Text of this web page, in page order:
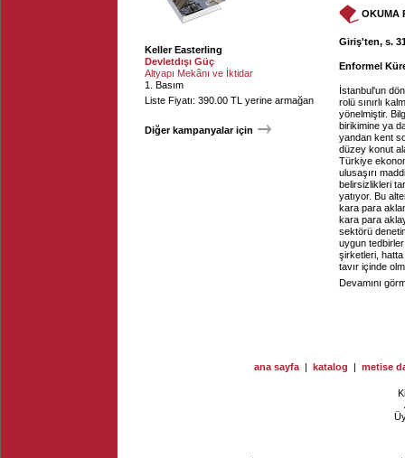
Keller Easterling
Devletdışı Güç
Altyapı Mekânı ve İktidar
1. Basım
Liste Fiyatı: 390.00 TL yerine armağan
Diğer kampanyalar için
OKUMA
Giriş'ten, s.
Enformel
İstanbul'un
rolü sınırlı
yönelmiştir.
birikimine ya
yandan kent
düzey konut
Türkiye
ulusaşırı
belirsizlikleri
yatıyor. Bu
kara para
kara para
sektörü
uygun
şirketleri, hatta
tavır içinde
Devamını
ana sayfa | katalog | metise